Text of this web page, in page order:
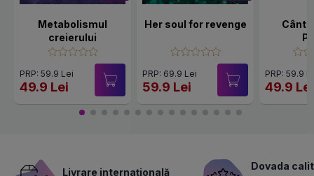
Metabolismul
creierului
PRP: 59.9 Lei
49.9 Lei
Her soul for revenge
PRP: 69.9 Lei
59.9 Lei
PRP: 59.9
49.9 Lei
Livrare internațională
Dovada